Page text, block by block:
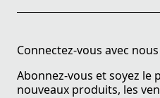
Connectez-vous avec nous
Abonnez-vous et soyez le
nouveaux produits, les